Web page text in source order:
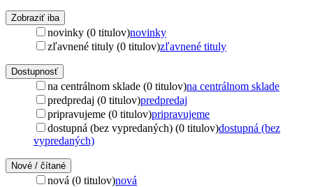
Zobraziť iba
novinky (0 titulov)novinky
zľavnené tituly (0 titulov)zľavnené tituly
Dostupnosť
na centrálnom sklade (0 titulov)na centrálnom sklade
predpredaj (0 titulov)predpredaj
pripravujeme (0 titulov)pripravujeme
dostupná (bez vypredaných) (0 titulov)dostupná (bez
vypredaných)
Nové / čítané
nová (0 titulov)nová